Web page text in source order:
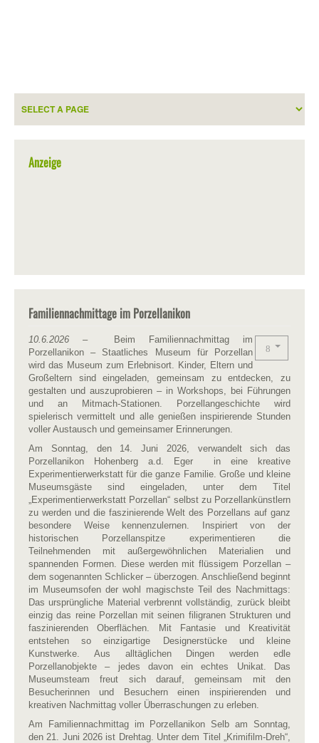
Anzeige
Familiennachmittage im Porzellanikon
10.6.2026 – Beim Familiennachmittag im
Porzellanikon – Staatliches Museum für Porzellan
wird das Museum zum Erlebnisort. Kinder, Eltern und
Großeltern sind eingeladen, gemeinsam zu entdecken, zu
gestalten und auszuprobieren – in Workshops, bei Führungen
und an Mitmach-Stationen. Porzellangeschichte wird
spielerisch vermittelt und alle genießen inspirierende Stunden
voller Austausch und gemeinsamer Erinnerungen.
Am Sonntag, den 14. Juni 2026, verwandelt sich das
Porzellanikon Hohenberg a.d. Eger in eine kreative
Experimentierwerkstatt für die ganze Familie. Große und kleine
Museumsgäste sind eingeladen, unter dem Titel
„Experimentierwerkstatt Porzellan“ selbst zu Porzellankünstlern
zu werden und die faszinierende Welt des Porzellans auf ganz
besondere Weise kennenzulernen. Inspiriert von der
historischen Porzellanspitze experimentieren die
Teilnehmenden mit außergewöhnlichen Materialien und
spannenden Formen. Diese werden mit flüssigem Porzellan –
dem sogenannten Schlicker – überzogen. Anschließend beginnt
im Museumsofen der wohl magischste Teil des Nachmittags:
Das ursprüngliche Material verbrennt vollständig, zurück bleibt
einzig das reine Porzellan mit seinen filigranen Strukturen und
faszinierenden Oberflächen. Mit Fantasie und Kreativität
entstehen so einzigartige Designerstücke und kleine
Kunstwerke. Aus alltäglichen Dingen werden edle
Porzellanobjekte – jedes davon ein echtes Unikat. Das
Museumsteam freut sich darauf, gemeinsam mit den
Besucherinnen und Besuchern einen inspirierenden und
kreativen Nachmittag voller Überraschungen zu erleben.
Am Familiennachmittag im Porzellanikon Selb am Sonntag,
den 21. Juni 2026 ist Drehtag. Unter dem Titel „Krimifilm-Dreh“,